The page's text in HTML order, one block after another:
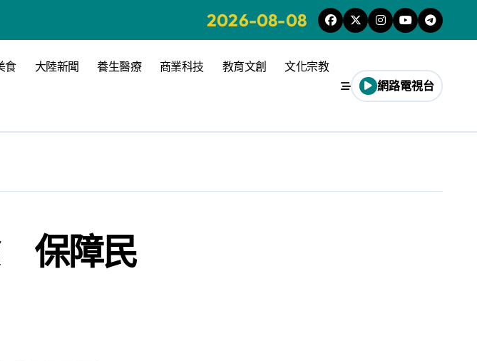
2026-08-08
食 大陸新聞 養生醫療 商業科技 教育文創 文化宗教
網路電視台
保障民